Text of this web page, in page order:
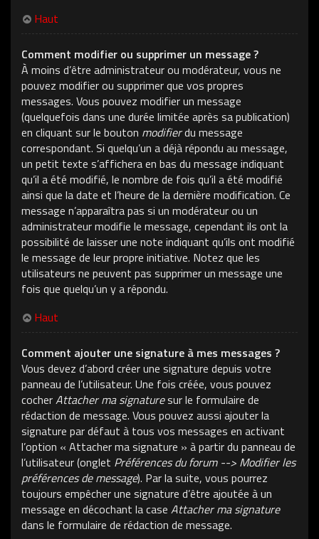
Haut
Comment modifier ou supprimer un message ?
À moins d’être administrateur ou modérateur, vous ne
pouvez modifier ou supprimer que vos propres
messages. Vous pouvez modifier un message
(quelquefois dans une durée limitée après sa publication)
en cliquant sur le bouton modifierdu message
correspondant. Si quelqu’un a déjà répondu au message,
un petit texte s’affichera en bas du message indiquant
qu’il a été modifié, le nombre de fois qu’il a été modifié
ainsi que la date et l’heure de la dernière modification. Ce
message n’apparaîtra pas si un modérateur ou un
administrateur modifie le message, cependant ils ont la
possibilité de laisser une note indiquant qu’ils ont modifié
le message de leur propre initiative. Notez que les
utilisateurs ne peuvent pas supprimer un message une
fois que quelqu’un y a répondu.
Haut
Comment ajouter une signature à mes messages ?
Vous devez d’abord créer une signature depuis votre
panneau de l’utilisateur. Une fois créée, vous pouvez
cocherAttacher ma signaturesur le formulaire de
rédaction de message. Vous pouvez aussi ajouter la
signature par défaut à tous vos messages en activant
l’option « Attacher ma signature » à partir du panneau de
l’utilisateur (onglet Préférences du forum --> Modifier les
préférences de message). Par la suite, vous pourrez
toujours empêcher une signature d’être ajoutée à un
message en décochant la case Attacher ma signature
dans le formulaire de rédaction de message.